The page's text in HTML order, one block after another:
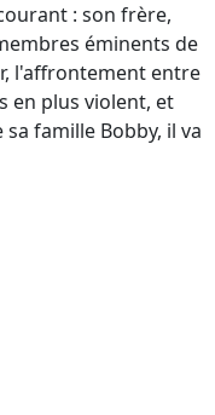
: son frère,
éminents de
l'affrontement entre
en plus violent, et
famille Bobby, il va